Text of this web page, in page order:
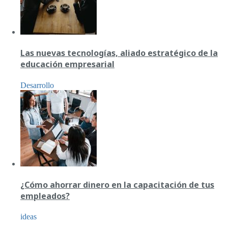
Las nuevas tecnologías, aliado estratégico de la
educación empresarial
Desarrollo
¿Cómo ahorrar dinero en la capacitación de tus
empleados?
ideas